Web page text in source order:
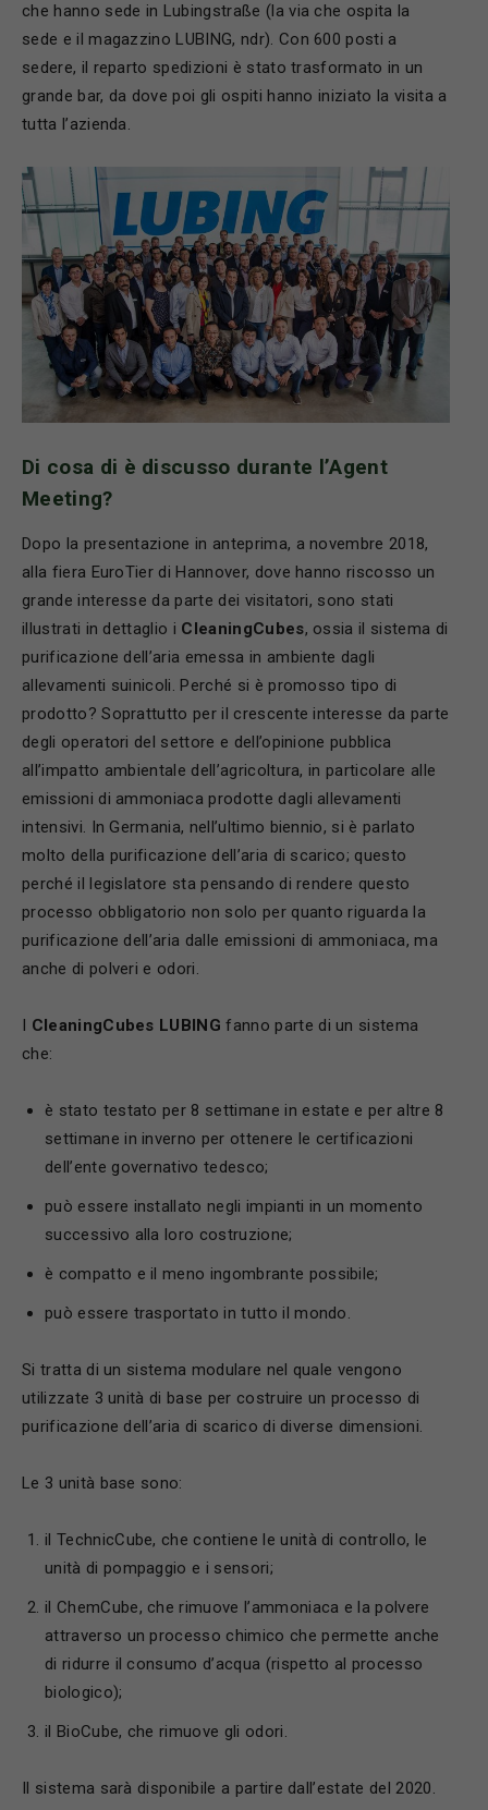
che hanno sede in Lubingstraße (la via che ospita la
sede e il magazzino LUBING, ndr). Con 600 posti a
sedere, il reparto spedizioni è stato trasformato in un
grande bar, da dove poi gli ospiti hanno iniziato la visita a
tutta l’azienda.
Di cosa di è discusso durante l’Agent
Meeting?
Dopo la presentazione in anteprima, a novembre 2018,
alla fiera EuroTier di Hannover, dove hanno riscosso un
grande interesse da parte dei visitatori, sono stati
illustrati in dettaglio i CleaningCubes, ossia il sistema di
purificazione dell’aria emessa in ambiente dagli
allevamenti suinicoli. Perché si è promosso tipo di
prodotto? Soprattutto per il crescente interesse da parte
degli operatori del settore e dell’opinione pubblica
all’impatto ambientale dell’agricoltura, in particolare alle
emissioni di ammoniaca prodotte dagli allevamenti
intensivi. In Germania, nell’ultimo biennio, si è parlato
molto della purificazione dell’aria di scarico; questo
perché il legislatore sta pensando di rendere questo
processo obbligatorio non solo per quanto riguarda la
purificazione dell’aria dalle emissioni di ammoniaca, ma
anche di polveri e odori.
CleaningCubes LUBING fanno parte di un sistema
che:
è stato testato per 8 settimane in estate e per altre 8
settimane in inverno per ottenere le certificazioni
dell’ente governativo tedesco;
può essere installato negli impianti in un momento
successivo alla loro costruzione;
è compatto e il meno ingombrante possibile;
può essere trasportato in tutto il mondo.
Si tratta di un sistema modulare nel quale vengono
utilizzate 3 unità di base per costruire un processo di
purificazione dell’aria di scarico di diverse dimensioni.
Le 3 unità base sono:
il TechnicCube, che contiene le unità di controllo, le
unità di pompaggio e i sensori;
il ChemCube, che rimuove l’ammoniaca e la polvere
attraverso un processo chimico che permette anche
di ridurre il consumo d’acqua (rispetto al processo
biologico);
il BioCube, che rimuove gli odori.
Il sistema sarà disponibile a partire dall’estate del 2020.